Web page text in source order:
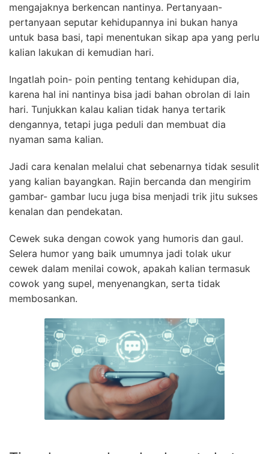
mengajaknya berkencan nantinya. Pertanyaan-
pertanyaan seputar kehidupannya ini bukan hanya
untuk basa basi, tapi menentukan sikap apa yang perlu
kalian lakukan di kemudian hari.
Ingatlah poin- poin penting tentang kehidupan dia,
karena hal ini nantinya bisa jadi bahan obrolan di lain
hari. Tunjukkan kalau kalian tidak hanya tertarik
dengannya, tetapi juga peduli dan membuat dia
nyaman sama kalian.
Jadi cara kenalan melalui chat sebenarnya tidak sesulit
yang kalian bayangkan. Rajin bercanda dan mengirim
gambar- gambar lucu juga bisa menjadi trik jitu sukses
kenalan dan pendekatan.
Cewek suka dengan cowok yang humoris dan gaul.
Selera humor yang baik umumnya jadi tolak ukur
cewek dalam menilai cowok, apakah kalian termasuk
cowok yang supel, menyenangkan, serta tidak
membosankan.